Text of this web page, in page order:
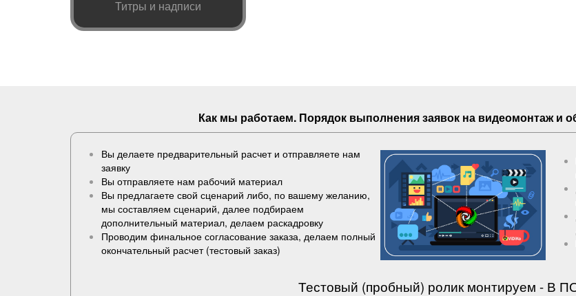
Титры и надписи
Как мы работаем. Порядок выполнениязаявок на видеомонтаж и
Вы делаете предварительный расчет и отправляете нам
заявку
Вы отправляете нам рабочий материал
Вы предлагаете свой сценарий либо, по вашему желанию,
мы составляем сценарий, далее подбираем
дополнительный материал, делаем раскадровку
Проводим финальное согласование заказа, делаем полный
окончательный расчет (тестовый заказ)
Тестовый (пробный) ролик монтируем - В